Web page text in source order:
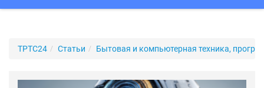
ТРТС24 Статьи Бытовая и компьютерная техника,